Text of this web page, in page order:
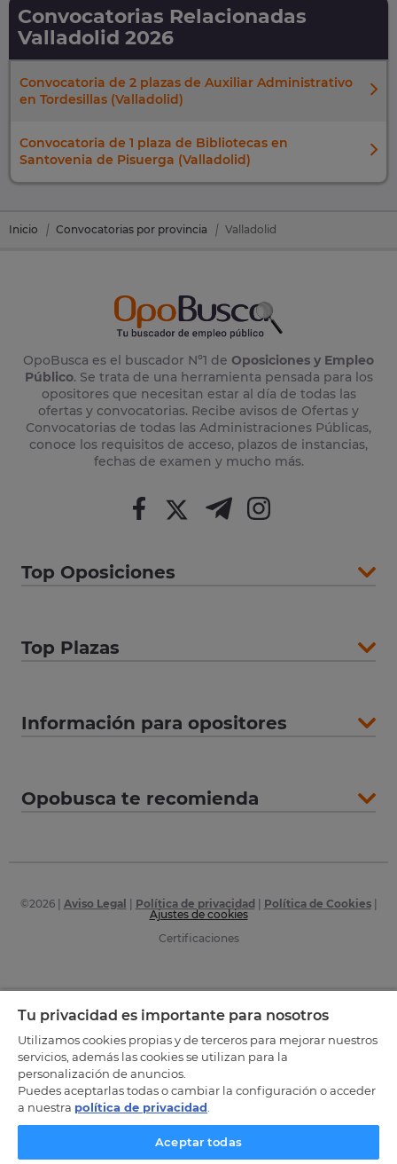
Convocatorias Relacionadas
Valladolid 2026
Convocatoria de 2 plazas de Auxiliar Administrativo
en Tordesillas (Valladolid)
Convocatoria de 1 plaza de Bibliotecas en
Santovenia de Pisuerga (Valladolid)
Inicio Convocatorias por provincia Valladolid
OpoBusca es el buscador Nº1 de Oposiciones y Empleo
Público. Se trata de una herramienta pensada para los
opositores que necesitan estar al día de todas las
ofertas y convocatorias. Recibe avisos de Ofertas y
Convocatorias de todas las Administraciones Públicas,
conoce los requisitos de acceso, plazos de instancias,
fechas de examen y mucho más.
Top Oposiciones
Top Plazas
Información para opositores
Opobusca te recomienda
©2026| Aviso Legal Política de privacidad Política de Cookies|
Ajustes de cookies
Certificaciones
Tu privacidad es importante para nosotros
Utilizamos cookies propias y de terceros para mejorar nuestros
servicios, además las cookies se utilizan para la
personalización de anuncios.
Puedes aceptarlas todas o cambiar la configuración o acceder
a nuestra política de privacidad
Aceptar todas